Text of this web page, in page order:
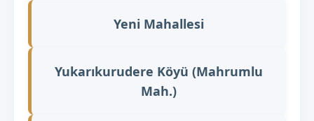
Yeni Mahallesi
Yukarıkurudere Köyü (Mahrumlu
Mah.)